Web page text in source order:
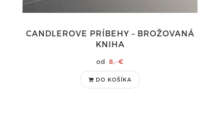
CANDLEROVE PRÍBEHY – BROŽOVANÁ
KNIHA
8,-€
DO KOŠÍKA